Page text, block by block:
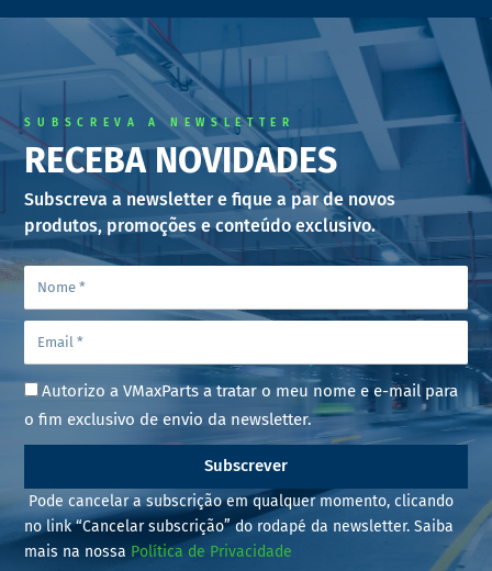
SUBSCREVA A NEWSLETTER
RECEBA NOVIDADES
Subscreva a newsletter e fique a par de novos
produtos, promoções e conteúdo exclusivo.
Autorizo a VMaxParts a tratar o meu nome e e-mail para
o fim exclusivo de envio da newsletter.
Subscrever
Pode cancelar a subscrição em qualquer momento, clicando
no link “Cancelar subscrição” do rodapé da newsletter. Saiba
mais na nossa Política de Privacidade